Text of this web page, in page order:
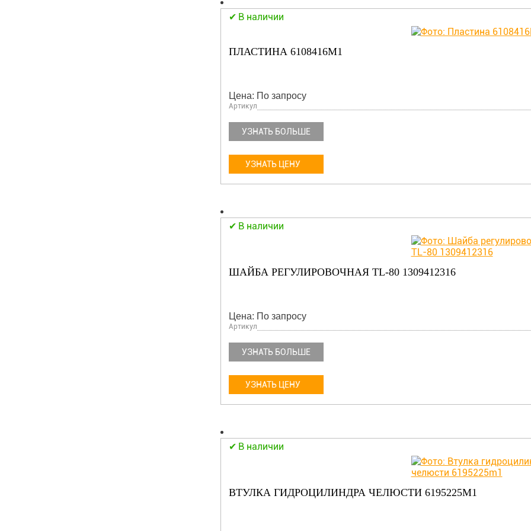
В наличии
ПЛАСТИНА 6108416M1
Цена: По запросу
Артикул
УЗНАТЬ БОЛЬШЕ
УЗНАТЬ ЦЕНУ
В наличии
ШАЙБА РЕГУЛИРОВОЧНАЯ TL-80 1309412316
Цена: По запросу
Артикул
УЗНАТЬ БОЛЬШЕ
УЗНАТЬ ЦЕНУ
В наличии
ВТУЛКА ГИДРОЦИЛИНДРА ЧЕЛЮСТИ 6195225M1